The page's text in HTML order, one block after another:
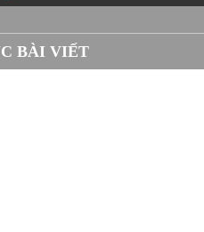
BÀI VIẾT